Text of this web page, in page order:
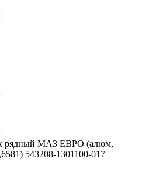
х рядный МАЗ ЕВРО (алюм,
543208-1301100-017